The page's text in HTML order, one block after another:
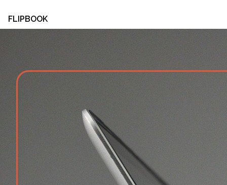
FLIPBOOK